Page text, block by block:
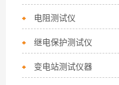
电阻测试仪
继电保护测试仪
变电站测试仪器